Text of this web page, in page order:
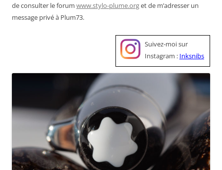
de consulter le forum www.stylo-plume.orget de m’adresser un
message privé à Plum73.
Suivez-moi sur
Instagram : Inksnibs